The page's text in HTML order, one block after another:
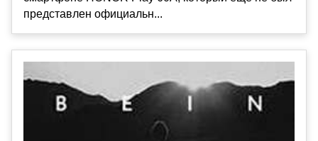
представлен официальн...